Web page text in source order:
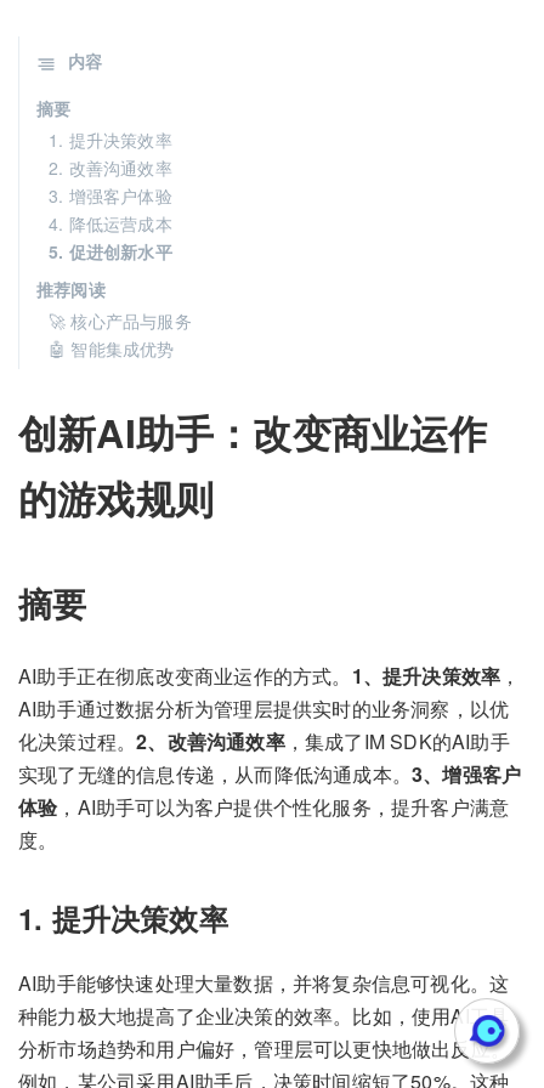
创新AI助手：改变商业运作
的游戏规则
摘要
AI助手正在彻底改变商业运作的方式。 1、提升决策效率 ，
AI助手通过数据分析为管理层提供实时的业务洞察，以优
化决策过程。2、改善沟通效率，集成了IM SDK的AI助手
实现了无缝的信息传递，从而降低沟通成本。3、增强客户
体验 ，AI助手可以为客户提供个性化服务，提升客户满意
度。
1. 提升决策效率
AI助手能够快速处理大量数据，并将复杂信息可视化。这
种能力极大地提高了企业决策的效率。比如，使用AI工具
分析市场趋势和用户偏好，管理层可以更快地做出反应。
例如，某公司采用AI助手后，决策时间缩短了50%。这种
内容
摘要
1. 提升决策效率
2. 改善沟通效率
3. 增强客户体验
4. 降低运营成本
5. 促进创新水平
推荐阅读
🚀 核心产品与服务
🤖 智能集成优势